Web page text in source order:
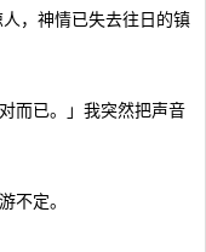
，神情已失去往日的镇
而已。」我突然把声音
不定。